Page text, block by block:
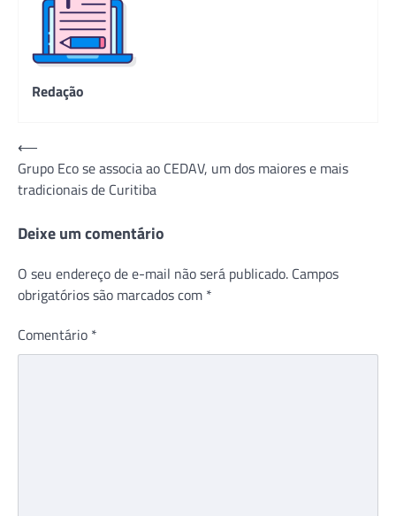
Redação
Navegação
de
Post
⟵
Grupo Eco se associa ao CEDAV, um dos maiores e mais
tradicionais de Curitiba
Deixe um comentário
O seu endereço de e-mail não será publicado. Campos
obrigatórios são marcados com *
Comentário *